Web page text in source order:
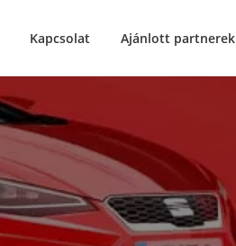
Kapcsolat Ajánlott partnerek